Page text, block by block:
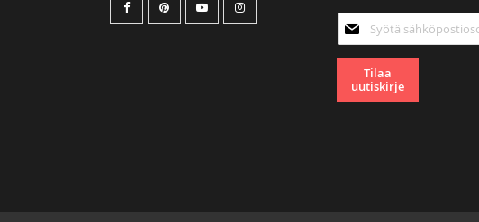
uutiskirjeemme:
Tilaa
uutiskirje